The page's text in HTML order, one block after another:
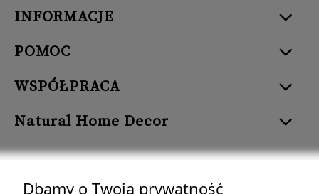
INFORMACJE
POMOC
WSPÓŁPRACA
Natural Home Decor
Dbamy o Twoją prywatność